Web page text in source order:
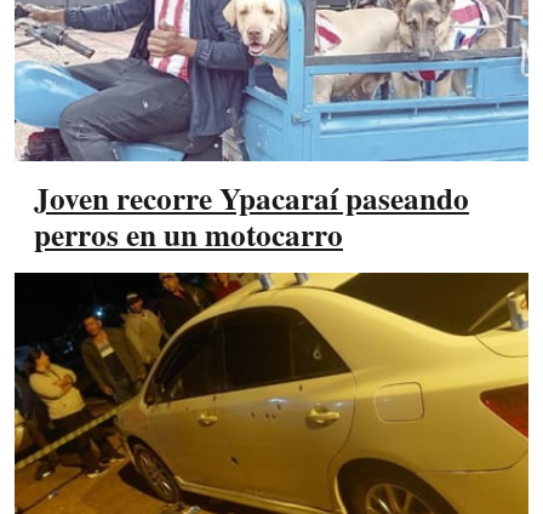
Joven recorre Ypacaraí paseando
perros en un motocarro